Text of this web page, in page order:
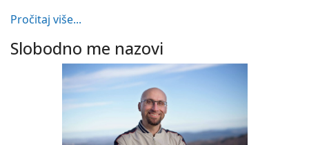
Pročitaj više...
Slobodno me nazovi